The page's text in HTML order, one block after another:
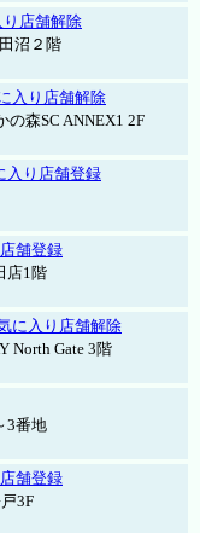
り店舗解除
沼２階
入り店舗解除
森SC ANNEX1 2F
入り店舗登録
舗登録
店1階
に入り店舗解除
North Gate 3階
3番地
舗登録
3F